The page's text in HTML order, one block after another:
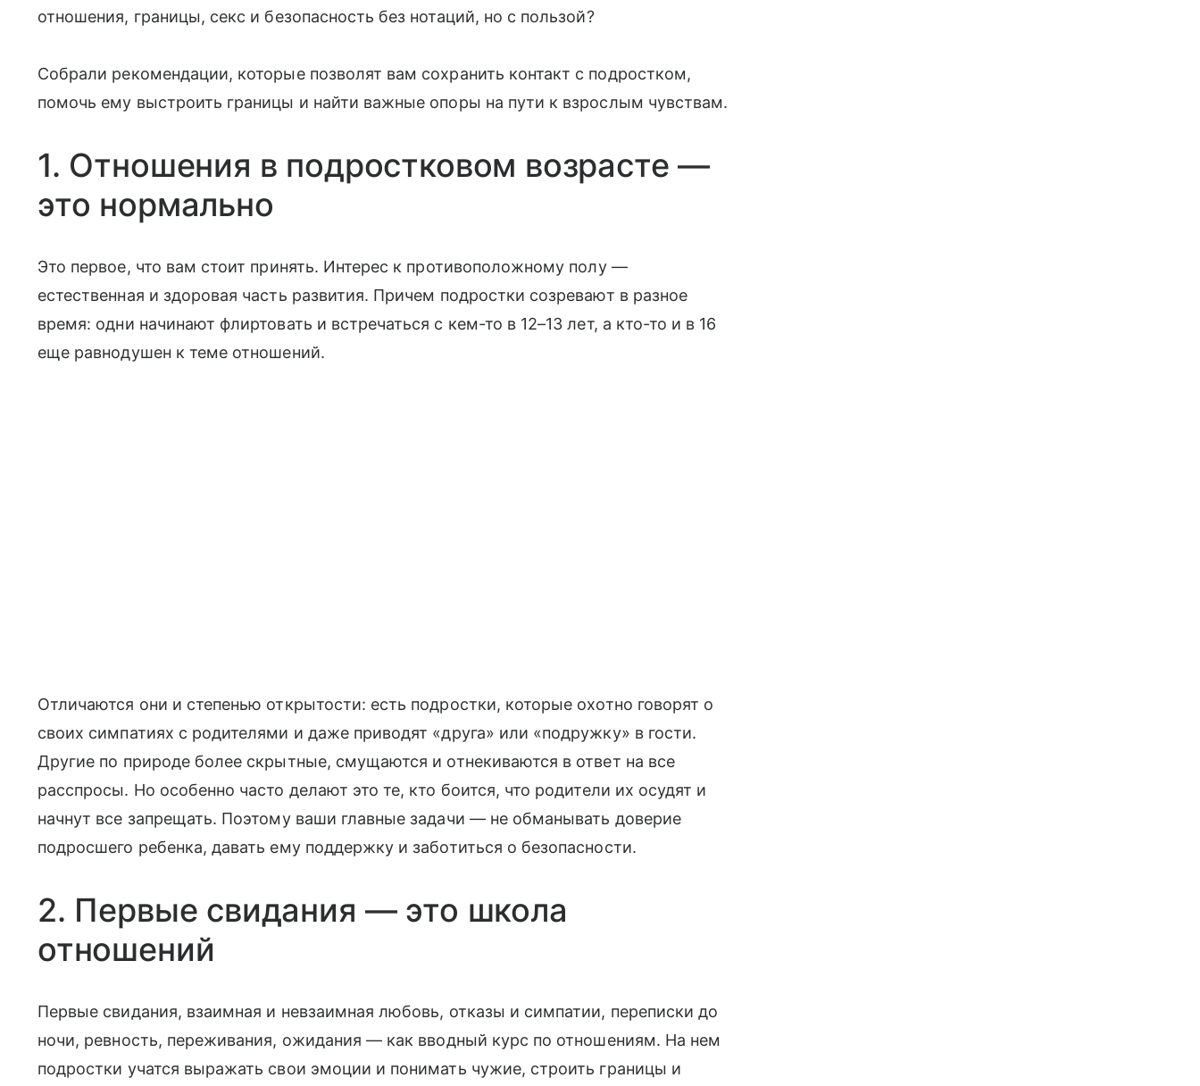
отношения, границы, секс и безопасность без нотаций, но с пользой?
Собрали рекомендации, которые позволят вам сохранить контакт с подростком,
помочь ему выстроить границы и найти важные опоры на пути к взрослым чувствам.
1. Отношения в подростковом возрасте —
это нормально
Это первое, что вам стоит принять. Интерес к противоположному полу —
естественная и здоровая часть развития. Причем подростки созревают в разное
время: одни начинают флиртовать и встречаться с кем-то в 12–13 лет, а кто-то и в 16
еще равнодушен к теме отношений.
Отличаются они и степенью открытости: есть подростки, которые охотно говорят о
своих симпатиях с родителями и даже приводят «друга» или «подружку» в гости.
Другие по природе более скрытные, смущаются и отнекиваются в ответ на все
расспросы. Но особенно часто делают это те, кто боится, что родители их осудят и
начнут все запрещать. Поэтому ваши главные задачи — не обманывать доверие
подросшего ребенка, давать ему поддержку и заботиться о безопасности.
2. Первые свидания — это школа
отношений
Первые свидания, взаимная и невзаимная любовь, отказы и симпатии, переписки до
ночи, ревность, переживания, ожидания — как вводный курс по отношениям. На нем
подростки учатся выражать свои эмоции и понимать чужие, строить границы и